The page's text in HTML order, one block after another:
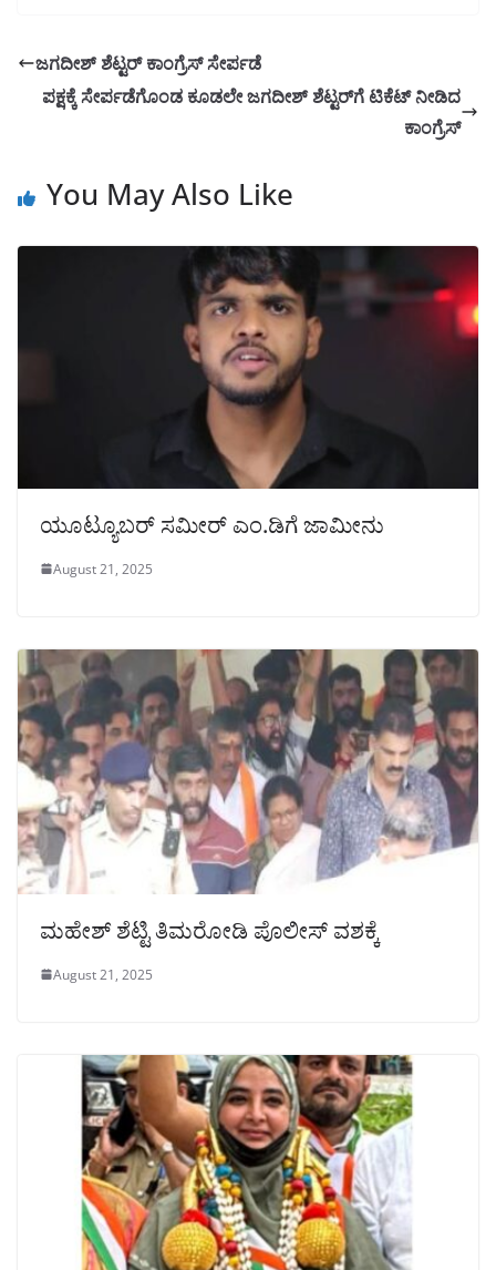
ಜಗದೀಶ್ ಶೆಟ್ಟರ್ ಕಾಂಗ್ರೆಸ್ ಸೇರ್ಪಡೆ
ಪಕ್ಷಕ್ಕೆ ಸೇರ್ಪಡೆಗೊಂಡ ಕೂಡಲೇ ಜಗದೀಶ್‌ ಶೆಟ್ಟರ್‌ಗೆ ಟಿಕೆಟ್‌ ನೀಡಿದ
ಕಾಂಗ್ರೆಸ್‌
You May Also Like
ಯೂಟ್ಯೂಬರ್ ಸಮೀರ್‌ ಎಂ.ಡಿಗೆ ಜಾಮೀನು
August 21, 2025
ಮಹೇಶ್ ಶೆಟ್ಟಿ ತಿಮರೋಡಿ ಪೊಲೀಸ್ ವಶಕ್ಕೆ
August 21, 2025